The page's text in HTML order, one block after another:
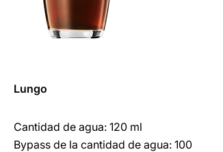
Lungo
Cantidad de agua: 120 ml
Bypass de la cantidad de agua: 100